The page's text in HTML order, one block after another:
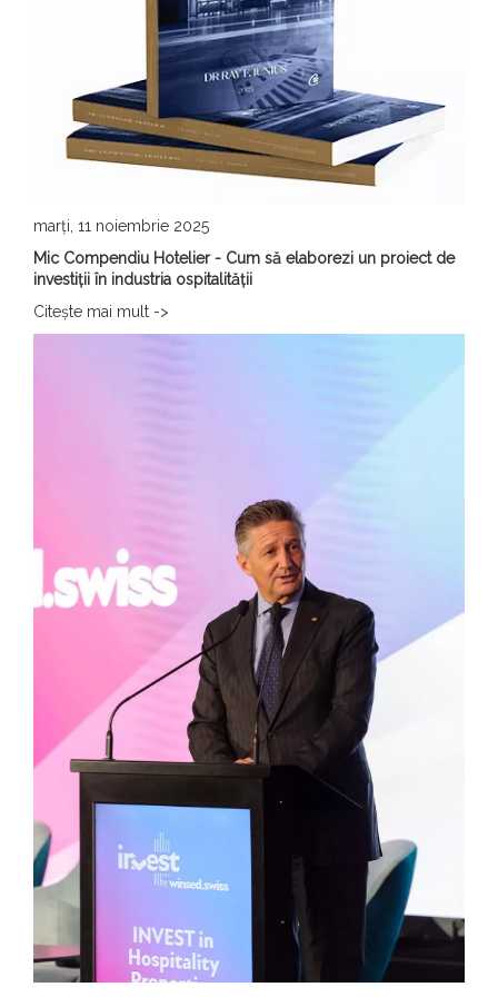
marți, 11 noiembrie 2025
Mic Compendiu Hotelier - Cum să elaborezi un proiect de
investiții în industria ospitalității
Citește mai mult ->